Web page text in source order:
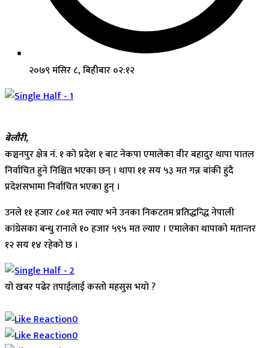
२०७९ मंसिर ८, बिहीबार ०२:१२
बेलौरी,
कञ्चनपुर क्षेत्र नं. १ को प्रदेश १ बाट नेकपा एमालेका वीर बहादुर थापा पातल
निर्वाचित हुने निश्चित भएका छन् । थापा ११ सय ५३ मत गन्न बांकी हुंदै
प्रदेशसभामा निर्वाचित भएका हुन् ।
उनले ११ हजार ८०१ मत ल्याए भने उनका निकटतम प्रतिद्धन्द्धि नेपाली
कांग्रेसका बन्धु रानाले १० हजार ५९५ मत ल्याए । एमालेका थापाको मतान्तर
१२ सय १४ रहेको छ ।
यो खबर पढेर तपाईलाई कस्तो महसुस भयो ?
0
0